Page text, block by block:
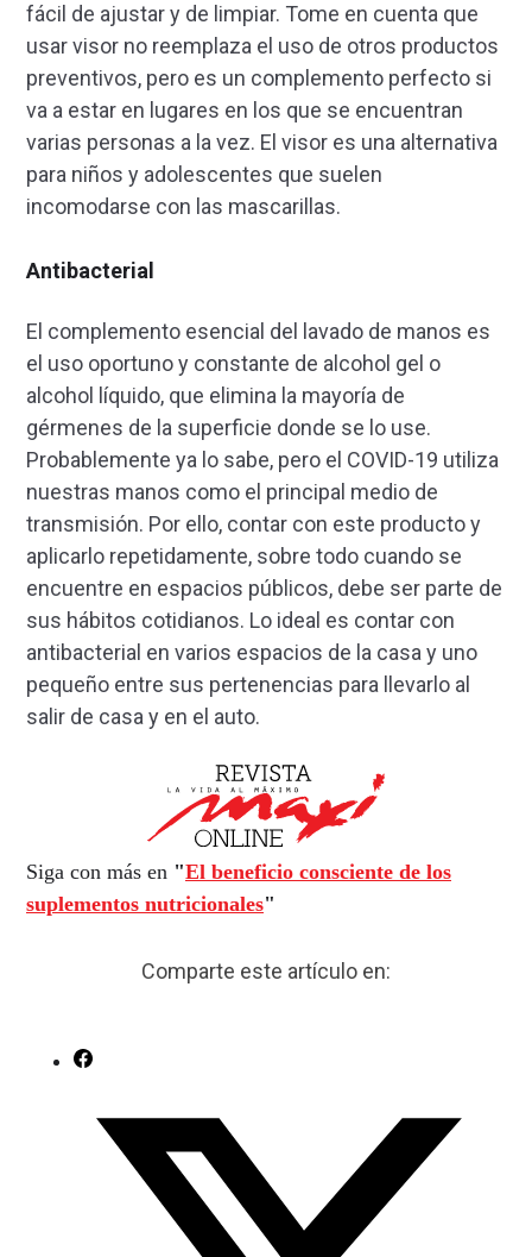
fácil de ajustar y de limpiar. Tome en cuenta que
usar visor no reemplaza el uso de otros productos
preventivos, pero es un complemento perfecto si
va a estar en lugares en los que se encuentran
varias personas a la vez. El visor es una alternativa
para niños y adolescentes que suelen
incomodarse con las mascarillas.
Antibacterial
El complemento esencial del lavado de manos es
el uso oportuno y constante de alcohol gel o
alcohol líquido, que elimina la mayoría de
gérmenes de la superficie donde se lo use.
Probablemente ya lo sabe, pero el COVID-19 utiliza
nuestras manos como el principal medio de
transmisión. Por ello, contar con este producto y
aplicarlo repetidamente, sobre todo cuando se
encuentre en espacios públicos, debe ser parte de
sus hábitos cotidianos. Lo ideal es contar con
antibacterial en varios espacios de la casa y uno
pequeño entre sus pertenencias para llevarlo al
salir de casa y en el auto.
Siga con más en "El beneficio consciente de los
suplementos nutricionales"
Comparte este artículo en: